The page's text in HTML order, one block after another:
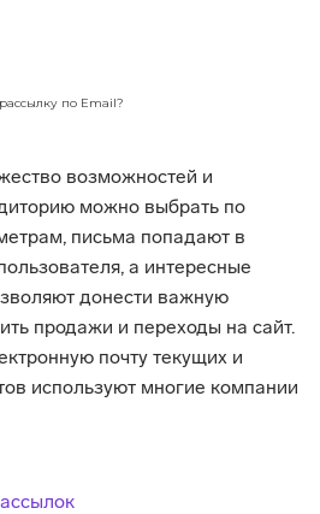
по Email?
возможностей и
можно выбрать по
письма попадают в
а интересные
донести важную
продажи и переходы на сайт.
почту текущих и
используют многие компании